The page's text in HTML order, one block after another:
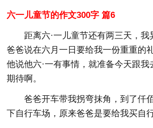
六一儿童节的作文300字 篇6
距离六·一儿童节还有两三天，
爸爸说在六月一日要给我一份重重的
他说他六·一有事情，就准备今天跟
期待啊。
爸爸开车带我拐弯抹角，到了仟
下自行车场，原来爸爸是要给我买自